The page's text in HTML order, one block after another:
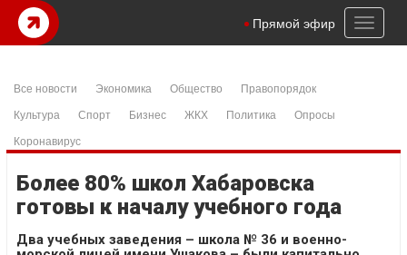
Toggle
Прямой эфир
Все новости Экономика Общество
Правопорядок
Культура
Спорт Бизнес ЖКХ Политика
Опросы
Коронавирус
Более 80% школ Хабаровска
готовы к началу учебного года
Два учебных заведения – школа № 36 и военно-